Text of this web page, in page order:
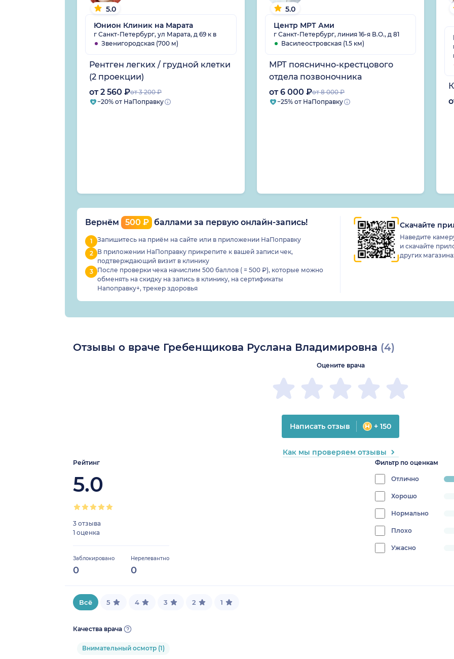
5.0
Юнион Клиник на Марата
г Санкт-Петербург, ул Марата, д 69 к в
Звенигородская (700 м)
Рентген легких / грудной клетки
(2 проекции)
от 2 560 ₽от 3 200 ₽
−20% от НаПоправку
5.0
Центр МРТ Ами
г Санкт-Петербург, линия 16-я В.О., д 81
Василеостровская (1.5 км)
МРТ пояснично-крестцового
отдела позвоночника
от 6 000 ₽от 8 000 ₽
−25% от НаПоправку
Вернём 500 ₽ баллами за первую онлайн-запись!
Запишитесь на приём на сайте или в приложении НаПоправку
В приложении НаПоправку прикрепите к вашей записи чек,
подтверждающий визит в клинику
После проверки чека начислим 500 баллов ( = 500 ₽), которые можно
обменять на скидку на запись в клинику, на сертификаты
Напоправку+, трекер здоровья
Скачайте
Наведите
и скачайте
других
Отзывы о враче Гребенщикова Руслана Владимировна (4)
Рейтинг
5.0
3 отзыва
1 оценка
Заблокировано
0
Нерелевантно
0
Фильтр по оценкам
Отлично
Хорошо
Нормально
Плохо
Ужасно
Оцените врача
Написать отзыв + 150
Как мы проверяем отзывы
Всё 5 4 3 2 1
Качества врача
Внимательный осмотр (1)